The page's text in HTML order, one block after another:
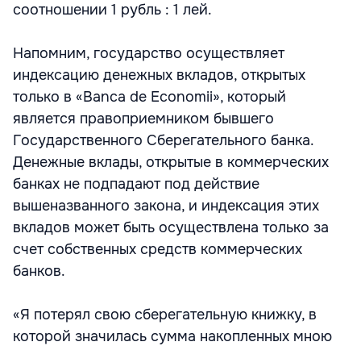
соотношении 1 рубль : 1 лей.
Напомним, государство осуществляет
индексацию денежных вкладов, открытых
только в «Banca de Economii», который
является правоприемником бывшего
Государственного Сберегательного банка.
Денежные вклады, открытые в коммерческих
банках не подпадают под действие
вышеназванного закона, и индексация этих
вкладов может быть осуществлена только за
счет собственных средств коммерческих
банков.
«Я потерял свою сберегательную книжку, в
которой значилась сумма накопленных мною